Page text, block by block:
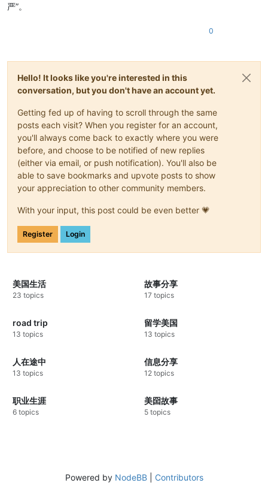
严”。
0
Hello! It looks like you're interested in this
conversation, but you don't have an account yet.
Getting fed up of having to scroll through the same
posts each visit? When you register for an account,
you'll always come back to exactly where you were
before, and choose to be notified of new replies
(either via email, or push notification). You'll also be
able to save bookmarks and upvote posts to show
your appreciation to other community members.
With your input, this post could be even better 💗
Register Login
美国生活
23 topics
故事分享
17 topics
road trip
13 topics
留学美国
13 topics
人在途中
13 topics
信息分享
12 topics
职业生涯
6 topics
美囶故事
5 topics
Powered by NodeBB| Contributors